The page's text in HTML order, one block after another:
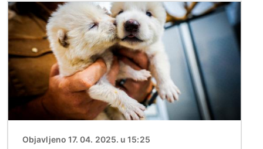
Slika
Objavljeno 17. 04. 2025. u 15:25